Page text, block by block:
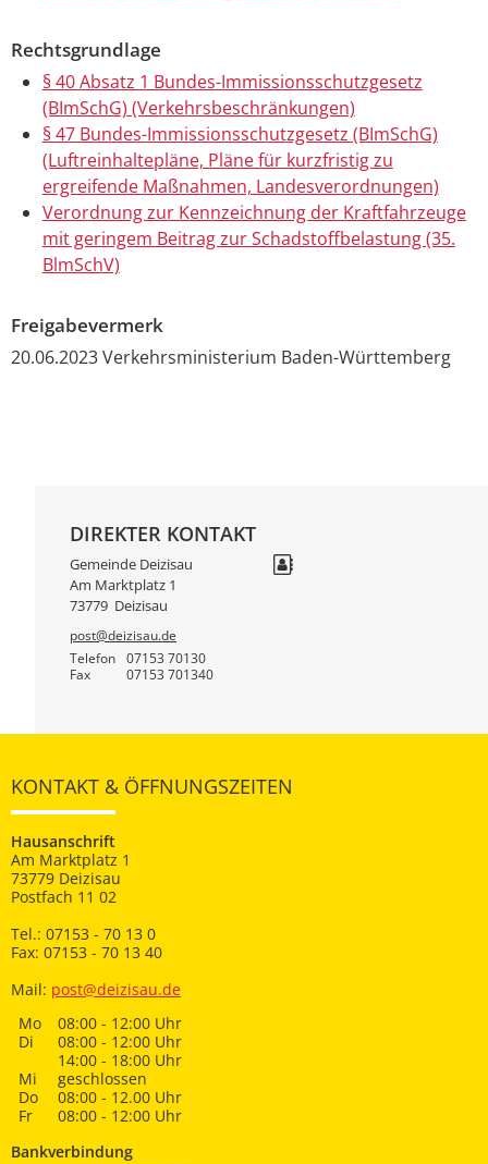
Rechtsgrundlage
§ 40 Absatz 1 Bundes-Immissionsschutzgesetz
(BImSchG) (Verkehrsbeschränkungen)
§ 47 Bundes-Immissionsschutzgesetz (BImSchG)
(Luftreinhaltepläne, Pläne für kurzfristig zu
ergreifende Maßnahmen, Landesverordnungen)
Verordnung zur Kennzeichnung der Kraftfahrzeuge
mit geringem Beitrag zur Schadstoffbelastung (35.
BlmSchV)
Freigabevermerk
20.06.2023 Verkehrsministerium Baden-Württemberg
DIREKTER KONTAKT
Gemeinde Deizisau
Am Marktplatz 1
73779 Deizisau
post@deizisau.de
Telefon
07153 70130
Fax 07153 701340
KONTAKT & ÖFFNUNGSZEITEN
Hausanschrift
Am Marktplatz 1
73779 Deizisau
Postfach 11 02
Tel.: 07153 - 70 13 0
Fax: 07153 - 70 13 40
Mail: post@deizisau.de
Mo
08:00 - 12:00 Uhr
Di
08:00 - 12:00 Uhr
14:00 - 18:00 Uhr
Mi
geschlossen
Do
08:00 - 12.00 Uhr
Fr
08:00 - 12:00 Uhr
Bankverbindung